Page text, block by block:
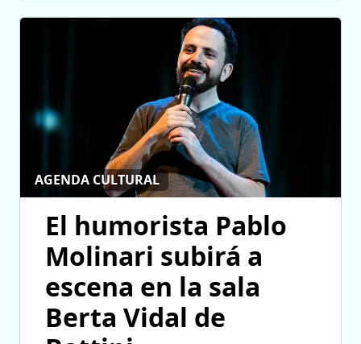
AGENDA CULTURAL
El humorista Pablo
Molinari subirá a
escena en la sala
Berta Vidal de